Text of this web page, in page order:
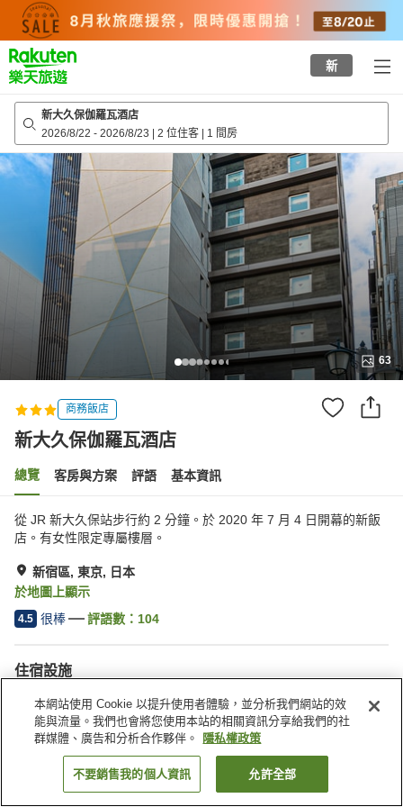
top
page
新
新大久保伽羅瓦酒店
2026/8/22 - 2026/8/23 | 2 位住客 | 1 間房
63
商務飯店
新大久保伽羅瓦酒店
總覽 客房與方案 評語 基本資訊
從 JR 新大久保站步行約 2 分鐘。於 2020 年 7 月 4 日開幕的新飯
店。有女性限定專屬樓層。
新宿區, 東京, 日本
於地圖上顯示
4.5 很棒 評語數： 104
住宿設施
餐廳
自動販賣機
付費洗衣房
公共澡堂
找客房
本網站使用 Cookie 以提升使用者體驗，並分析我們網站的效
能與流量。我們也會將您使用本站的相關資訊分享給我們的社
群媒體、廣告和分析合作夥伴。
隱私權政策
不要銷售我的個人資訊 允許全部